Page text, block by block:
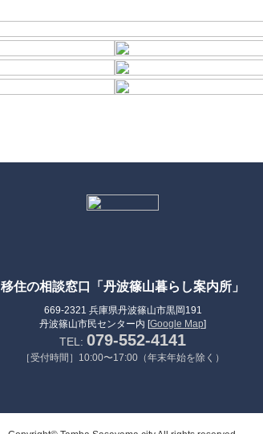
移住の相談窓口「丹波篠山暮らし案内所」
669-2321 兵庫県丹波篠山市黒岡191
丹波篠山市民センター内 [Google Map]
TEL: 079-552-4141
［受付時間］10:00〜17:00（年末年始を除く）